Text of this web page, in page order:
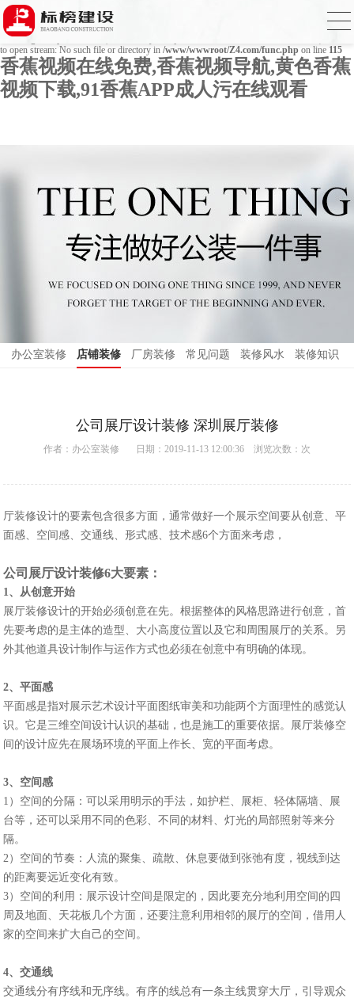
Warning : mkdir(): No space left on device in
Warning
to open stream: No such file or directory in /www/wwwroot/Z4.com/func.php on line 115
香蕉视频在线免费,香蕉视频导航,黄色香蕉
视频下载,91香蕉APP成人污在线观看
办公室装修 店铺装修 厂房装修 常见问题 装修风水 装修知识
公司展厅设计装修 深圳展厅装修
作者： 办公室装修 日期：2019-11-13 12:00:36 浏览次数： 次
厅装修设计的要素包含很多方面，通常做好一个展示空间要从创意、平
面感、空间感、交通线、形式感、技术感6个方面来考虑，
公司展厅设计装修6大要素：
1、从创意开始
展厅装修设计的开始必须创意在先。根据整体的风格思路进行创意，首
先要考虑的是主体的造型、大小高度位置以及它和周围展厅的关系。另
外其他道具设计制作与运作方式也必须在创意中有明确的体现。
2、平面感
平面感是指对展示艺术设计平面图纸审美和功能两个方面理性的感觉认
识。它是三维空间设计认识的基础，也是施工的重要依据。展厅装修空
间的设计应先在展场环境的平面上作长、宽的平面考虑。
3、空间感
1）空间的分隔：可以采用明示的手法，如护栏、展柜、轻体隔墙、展
台等，还可以采用不同的色彩、不同的材料、灯光的局部照射等来分
隔。
2）空间的节奏：人流的聚集、疏散、休息要做到张弛有度，视线到达
的距离要远近变化有致。
3）空间的利用：展示设计空间是限定的，因此要充分地利用空间的四
周及地面、天花板几个方面，还要注意利用相邻的展厅的空间，借用人
家的空间来扩大自己的空间。
4、交通线
交通线分有序线和无序线。有序的线总有一条主线贯穿大厅，引导观众